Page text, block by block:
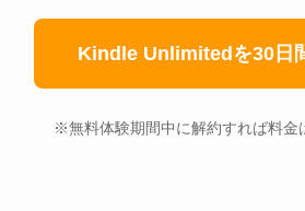
Kindle Unlimitedを30日
※無料体験期間中に解約すれば料金